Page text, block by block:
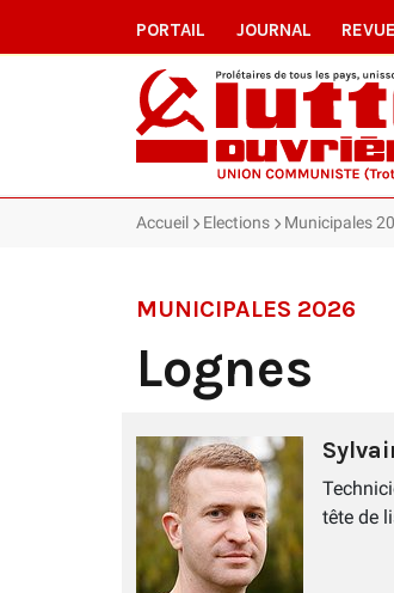
PORTAIL JOURNAL REVUE
Accueil Elections Municipales
MUNICIPALES 2026
Lognes
tête de